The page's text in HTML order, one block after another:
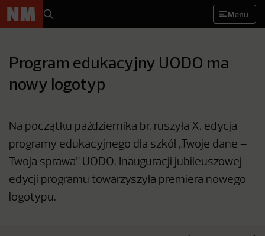
Menu
Program edukacyjny UODO ma
nowy logotyp
Na początku października br. ruszyła X. edycja
programy edukacyjnego dla szkół „Twoje dane –
Twoja sprawa” UODO. Inauguracji jubileuszowej
edycji programu towarzyszyła premiera nowego
logotypu.